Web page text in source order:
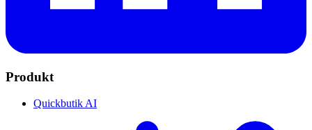
Produkt
Quickbutik AI